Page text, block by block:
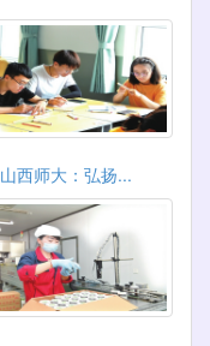
山西师大：弘扬...